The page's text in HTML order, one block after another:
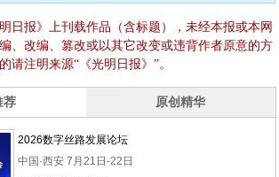
日报》上刊载作品（含标题），未经本报或本网
、改编、篡改或以其它改变或违背作者原意的方
请注明来源“《光明日报》”。